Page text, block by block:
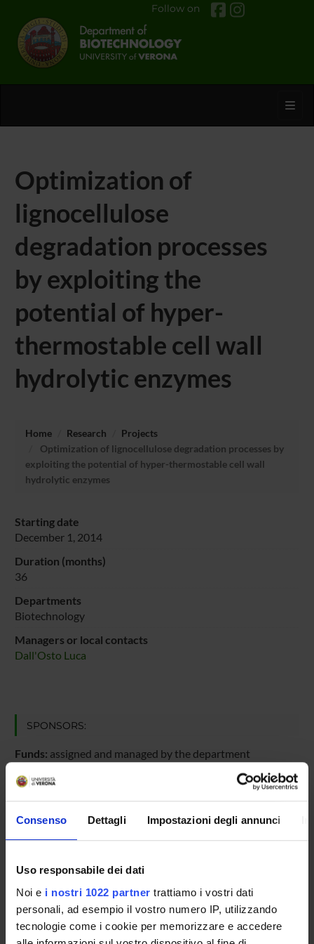
Consenso Dettagli Impostazioni degli annunci
Uso responsabile dei dati
Noi e i nostri 1022 partner trattiamo i vostri dati
personali, ad esempio il vostro numero IP, utilizzando
tecnologie come i cookie per memorizzare e accedere
Follow on
Optimization of
lignocellulose
degradation processes
by exploiting the
potential of hyper-
thermostable cell wall
hydrolytic enzymes
Home Research
Projects
Optimization of lignocellulose degradation processes by
exploiting the potential of hyper-thermostable cell wall
hydrolytic enzymes
Starting date
December 1, 2014
Duration (months)
36
Departments
Biotechnology
Managers or local contacts
Dall'Osto Luca
SPONSORS:
Funds: assigned and managed by the department
PROJECT PARTICIPANTS
Luca Dall'Osto
RESEARCH AREAS INVOLVED IN THE PROJECT
Biotecnologie vegetali